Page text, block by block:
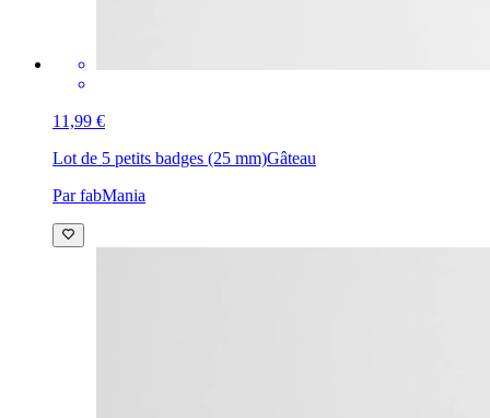
11,99 €
Lot de 5 petits badges (25 mm)Gâteau
Par fabMania